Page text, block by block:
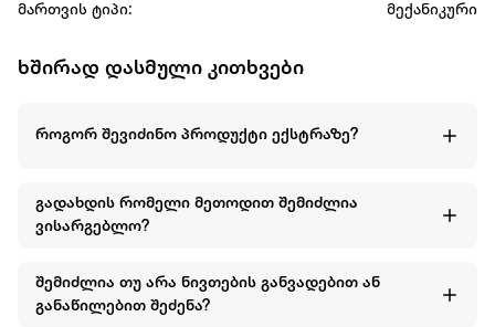
მართვის ტიპი:
მექანიკური
ხშირად დასმული კითხვები
როგორ შევიძინო პროდუქტი ექსტრაზე?
გადახდის რომელი მეთოდით შემიძლია
ვისარგებლო?
შემიძლია თუ არა ნივთების განვადებით ან
განაწილებით შეძენა?